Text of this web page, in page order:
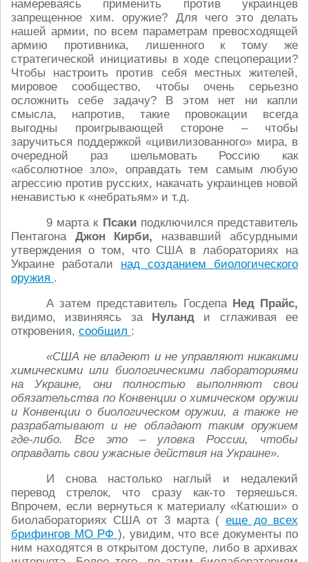
намереваясь применить против украинцев
запрещенное хим. оружие? Для чего это делать
нашей армии, по всем параметрам превосходящей
армию противника, лишенного к тому же
стратегической инициативы в ходе спецоперации?
Чтобы настроить против себя местных жителей,
мировое сообщество, чтобы очень серьезно
осложнить себе задачу? В этом нет ни капли
смысла, напротив, такие провокации всегда
выгодны проигрывающей стороне – чтобы
заручиться поддержкой «цивилизованного» мира, в
очередной раз шельмовать Россию как
«абсолютное зло», оправдать тем самым любую
агрессию против русских, накачать украинцев новой
ненавистью к «небратьям» и т.д.
9 марта к Псакиподключился представитель
Пентагона Джон Кирби, назвавший абсурдными
утверждения о том, что США в лабораториях на
Украине работали над созданием биологического
оружия .
А затем представитель Госдепа Нед Прайс,
видимо, извиняясь за Нуланд и сглаживая ее
откровения, сообщил :
«США не владеют и не управляют никакими
химическими или биологическими лабораториями
на Украине, они полностью выполняют свои
обязательства по Конвенции о химическом оружии
и Конвенции о биологическом оружии, а также не
разрабатывают и не обладают таким оружием
где-либо. Все это – уловка России, чтобы
оправдать свои ужасные действия на Украине».
И снова настолько наглый и недалекий
перевод стрелок, что сразу как-то теряешься.
Впрочем, если вернуться к материалу «Катюши» о
биолабораториях США от 3 марта ( еще до всех
брифингов МО РФ ), увидим, что все документы по
ним находятся в открытом доступе, либо в архивах